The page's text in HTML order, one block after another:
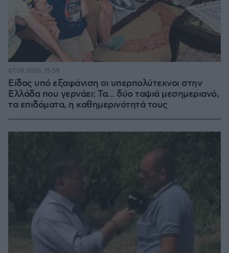
Είδος υπό εξαφάνιση οι υπερπολύτεκνοι στην
Ελλάδα που γερνάει: Τα... δύο ταψιά μεσημεριανό,
τα επιδόματα, η καθημερινότητά τους
07.08.2026, 15:59